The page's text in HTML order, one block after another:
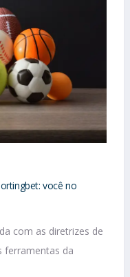
você no
com as diretrizes de
ferramentas da